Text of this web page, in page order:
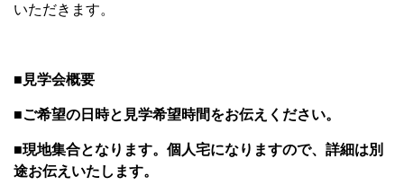
いただきます。
■ 見学会概要
■ご希望の日時と見学希望時間をお伝えください。
■現地集合となります。個人宅になりますので、詳細は別
途お伝えいたします。